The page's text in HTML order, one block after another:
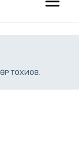
ТОХИОВ.